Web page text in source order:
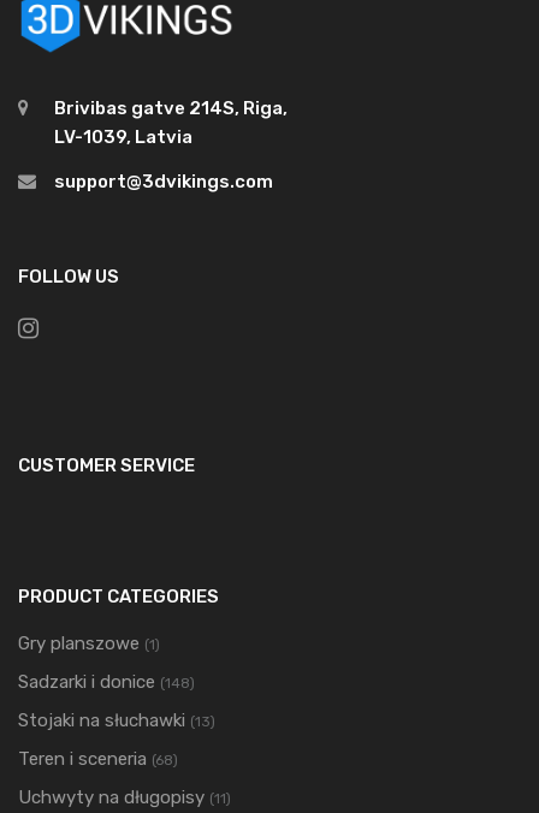
Brivibas gatve 214S, Riga,
LV-1039, Latvia
support@3dvikings.com
FOLLOW US
CUSTOMER SERVICE
PRODUCT CATEGORIES
Gry planszowe (1)
Sadzarki i donice (148)
Stojaki na słuchawki (13)
Teren i sceneria (68)
Uchwyty na długopisy (11)